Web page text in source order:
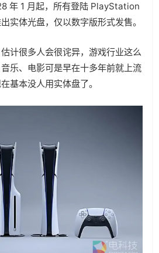
年 1 月起，所有登陆 PlayStation
实体光盘，仅以数字版形式发售。
计很多人会很诧异，游戏行业这么
乐、电影可是早在十多年前就上流
基本没人用实体盘了。